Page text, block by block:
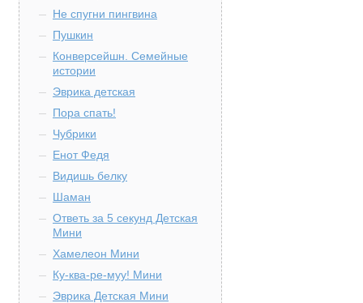
Не спугни пингвина
Пушкин
Конверсейшн. Семейные
истории
Эврика детская
Пора спать!
Чубрики
Енот Федя
Видишь белку
Шаман
Ответь за 5 секунд Детская
Мини
Хамелеон Мини
Ку-ква-ре-муу! Мини
Эврика Детская Мини